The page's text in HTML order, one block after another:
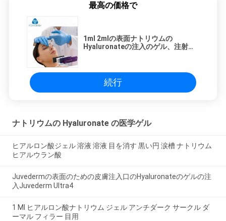
最高の価格で
1ml 2mlの表面ナトリウムの
Hyaluronateの注入のゲル、注射可
続行
ナトリウムの Hyaluronate の医学ゲル
ヒアルロン酸ジェル 溶液 溶液 目を消す 黒い円 涙槽 ナトリウム
ヒアルウラン酸
Juvedermの表面のための皮膚注入口のHyaluronateのゲルの注
入Juvederm Ultra4
1 Ml ヒアルロン酸ナトリウム ジェル アンチダーク サークル ダ
ーマル フィラー 目用